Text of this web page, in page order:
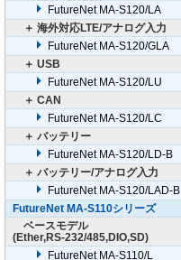
FutureNet MA-S120/LA
＋ 海外対応LTE/アナログ入力
FutureNet MA-S120/GLA
＋ USB
FutureNet MA-S120/LU
＋ CAN
FutureNet MA-S120/LC
＋ バッテリー
FutureNet MA-S120/LD-B
＋ バッテリー/アナログ入力
FutureNet MA-S120/LAD-B
FutureNet MA-S110シリーズ
ベースモデル
(Ether,RS-232/485,DIO,SD)
FutureNet MA-S110/L